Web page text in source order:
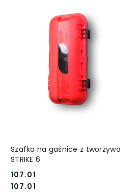
Szafka na gaśnice z tworzywa
STRIKE 6
Cena:
107.01
Cena:
107.01
DO KOSZYKA